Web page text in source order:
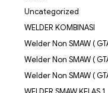
Uncategorized
WELDER KOMBINASI
Welder Non SMAW (
Welder Non SMAW (
Welder Non SMAW (